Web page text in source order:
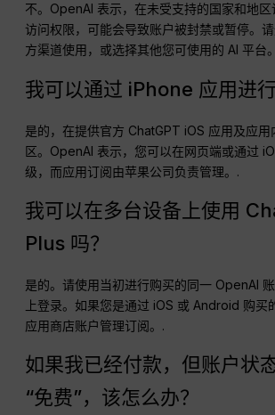
不。OpenAI 表示，在未受支持的国家和地
访问权限，可能会导致账户被封禁或暂停。
方渠道使用，或选择其他您可使用的 AI 平台
我可以通过 iPhone 应用进行
是的，在提供官方 ChatGPT iOS 应用及应用
区。OpenAI 表示，您可以在网页端或通过
级，而应用订阅由苹果公司负责管理。.
我可以在多台设备上使用
Plus 吗？
是的。请使用当初进行购买的同一 OpenAI
上登录。如果您是通过 iOS 或 Android 购买
应用商店账户管理订阅。.
如果我已经付款，但账户状
“免费”，该怎么办？